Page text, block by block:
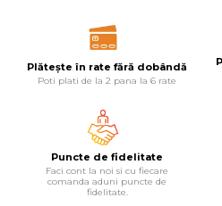
Manometru
Densimetru
Accesorii Auto
Tester Baterie Auto
Plătește în rate fără dobândă
Poti plati de la 2 pana la 6 rate
Puncte de fidelitate
Faci cont la noi si cu fiecare
comanda aduni puncte de
fidelitate.